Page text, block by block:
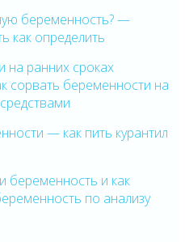
беременность? —
как определить
ранних сроках
сорвать беременности на
— как пить курантил
беременность и как
по анализу